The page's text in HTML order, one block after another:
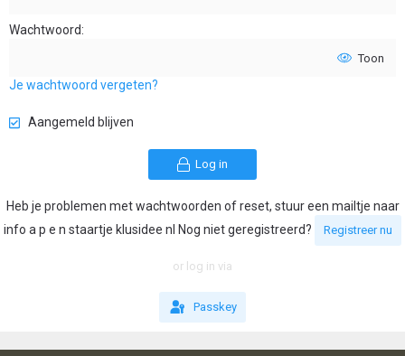
Wachtwoord
Toon
Je wachtwoord vergeten?
Aangemeld blijven
Log in
Heb je problemen met wachtwoorden of reset, stuur een mailtje naar
info a p e n staartje klusidee nl Nog niet geregistreerd?
Registreer nu
or log in via
Passkey